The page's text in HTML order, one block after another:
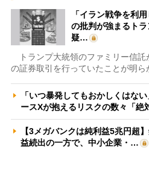
「イラン戦争を利
の批判が強まるト
疑…
トランプ大統領のファミリー信託
の証券取引を行っていたことが明ら
「いつ暴発してもおかしくはな
ースXが抱えるリスクの数々「絶
【3メガバンクは純利益5兆円超
益続出の一方で、中小企業・…